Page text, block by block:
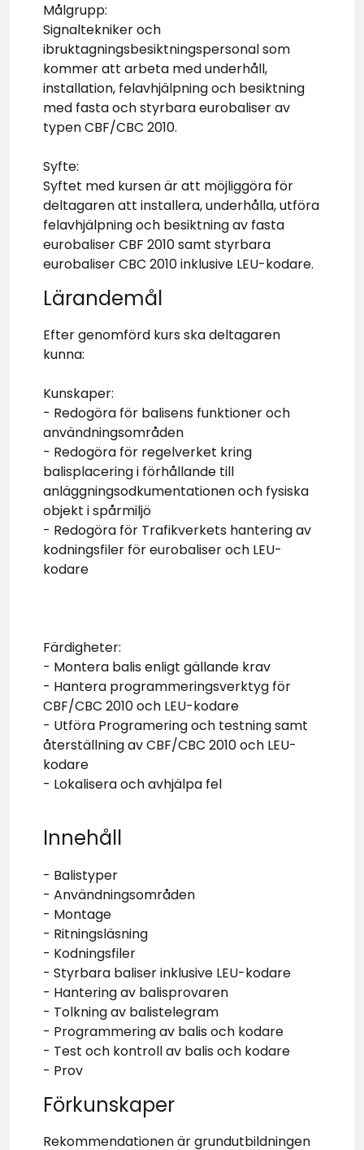
Målgrupp:
Signaltekniker och
ibruktagningsbesiktningspersonal som
kommer att arbeta med underhåll,
installation, felavhjälpning och besiktning
med fasta och styrbara eurobaliser av
typen CBF/CBC 2010.
Syfte:
Syftet med kursen är att möjliggöra för
deltagaren att installera, underhålla, utföra
felavhjälpning och besiktning av fasta
eurobaliser CBF 2010 samt styrbara
eurobaliser CBC 2010 inklusive LEU-kodare.
Lärandemål
Efter genomförd kurs ska deltagaren
kunna:
Kunskaper:
- Redogöra för balisens funktioner och
användningsområden
- Redogöra för regelverket kring
balisplacering i förhållande till
anläggningsodkumentationen och fysiska
objekt i spårmiljö
- Redogöra för Trafikverkets hantering av
kodningsfiler för eurobaliser och LEU-
kodare
Färdigheter:
- Montera balis enligt gällande krav
- Hantera programmeringsverktyg för
CBF/CBC 2010 och LEU-kodare
- Utföra Programering och testning samt
återställning av CBF/CBC 2010 och LEU-
kodare
- Lokalisera och avhjälpa fel
Innehåll
- Balistyper
- Användningsområden
- Montage
- Ritningsläsning
- Kodningsfiler
- Styrbara baliser inklusive LEU-kodare
- Hantering av balisprovaren
- Tolkning av balistelegram
- Programmering av balis och kodare
- Test och kontroll av balis och kodare
- Prov
Förkunskaper
Rekommendationen är grundutbildningen